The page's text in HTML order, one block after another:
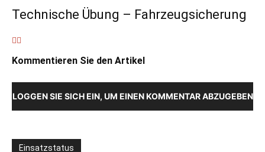
Technische Übung – Fahrzeugsicherung
Kommentieren Sie den Artikel
LOGGEN SIE SICH EIN, UM EINEN KOMMENTAR ABZUGEBEN
Einsatzstatus